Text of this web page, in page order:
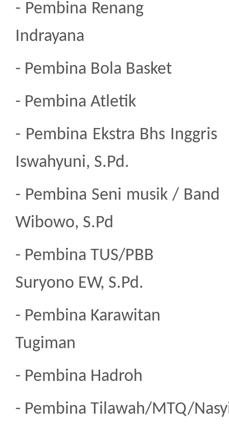
- Pembina
Indrayana
- Pembina
-
- Pembina
Iswahyuni, S.Pd.
- Pembina Seni
Wibowo, S.Pd
- Pembina
Suryono EW, S.Pd.
- Pembina
Tugiman
- Pembina
- Pembina